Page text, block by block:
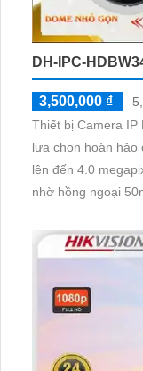
DH-IPC-
3,500,000 ₫
Thiết bị Camera IP
lựa chọn hoàn hảo
lên đến 4.0 megapixel. Với khả năng xem rõ vào
nhờ hồng ngoại
đảm bảo không bị
nối